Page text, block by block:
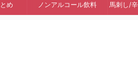
め ノンアルコール飲料 馬刺し/